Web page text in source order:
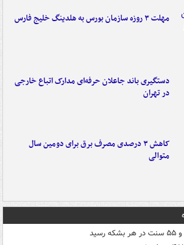
مهلت ۳ روزه سازمان بورس به هلدینگ خلیج فارس
دستگیری باند جاعلان حرفه‌ای مدارک اتباع خارجی
در تهران
کاهش ۳ درصدی مصرف برق برای دومین سال
متوالی